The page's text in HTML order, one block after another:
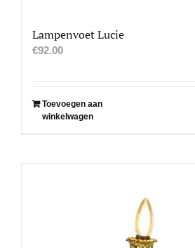
Lampenvoet Lucie
€92.00
Toevoegen aan
winkelwagen